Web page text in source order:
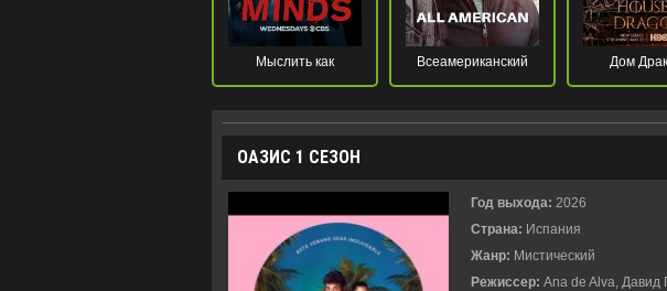
Мыслить как
преступник
Всеамериканский Дом
ОАЗИС 1 СЕЗОН
Год выхода: 2026
Страна: Испания
Жанр: Мистический
Режиссер: Ana de Alva, Давид